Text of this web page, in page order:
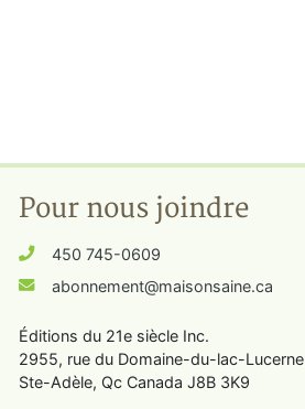
Pour nous joindre
450 745-0609
abonnement@maisonsaine.ca
Éditions du 21e siècle Inc.
2955, rue du Domaine-du-lac-Lucerne
Ste-Adèle, Qc Canada J8B 3K9